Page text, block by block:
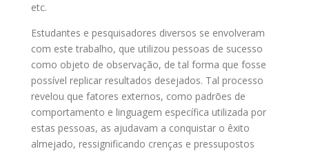
etc.
Estudantes e pesquisadores diversos se envolveram
com este trabalho, que utilizou pessoas de sucesso
como objeto de observação, de tal forma que fosse
possível replicar resultados desejados. Tal processo
revelou que fatores externos, como padrões de
comportamento e linguagem específica utilizada por
estas pessoas, as ajudavam a conquistar o êxito
almejado, ressignificando crenças e pressupostos